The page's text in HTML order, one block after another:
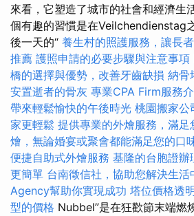
來看，它塑造了城市的社會和經濟生
個有趣的習慣是在Veilchendienstag
後一天的“ 養生村的照護服務，讓長
推薦 護照申請的必要步驟與注意事項
橋的選擇與優勢，改善牙齒缺損 納骨
安置逝者的骨灰 專業CPA Firm服務
帶來輕鬆愉快的午後時光 桃園搬家公
家更輕鬆 提供專業的外燴服務，滿足
燴，無論婚宴或聚會都能滿足您的口
便捷自助式外燴服務 基隆的台胞證辦
更簡單 台南徵信社，協助您解決生活
Agency幫助你實現成功 塔位價格透
型的價格 Nubbel”是在狂歡節末端燃